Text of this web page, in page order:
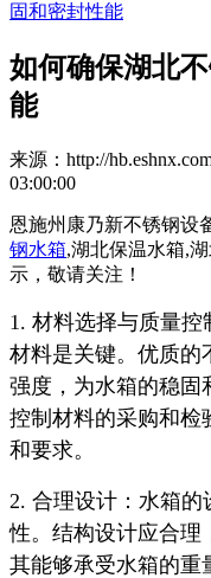
固和密封性能
如何确保湖北
能
来源：http://
03:00:00
恩施州康乃新不锈钢设
钢水箱,湖北保温水箱,
示，敬请关注！
1. 材料选择与质量
材料是关键。优质的
强度，为水箱的稳固
控制材料的采购和检
和要求。
2. 合理设计：水箱
性。结构设计应合理
其能够承受水箱的重